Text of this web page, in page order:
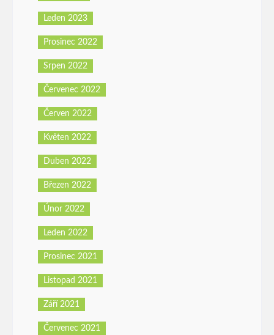
Leden 2023
Prosinec 2022
Srpen 2022
Červenec 2022
Červen 2022
Květen 2022
Duben 2022
Březen 2022
Únor 2022
Leden 2022
Prosinec 2021
Listopad 2021
Září 2021
Červenec 2021